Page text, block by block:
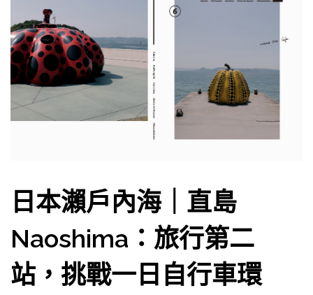
日本瀨戶內海｜直島
Naoshima：旅行第二
站，挑戰一日自行車環